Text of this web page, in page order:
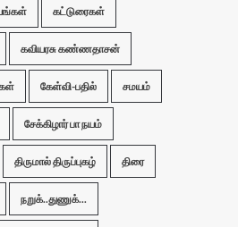
கட்டுரைகள்
கவியரசு கண்ணதாசன்
கேள்வி-பதில் சமயம்
சேக்கிழார் பா நயம்
திருமால் திருப்புகழ் திரை
நறுக்..துணுக்...